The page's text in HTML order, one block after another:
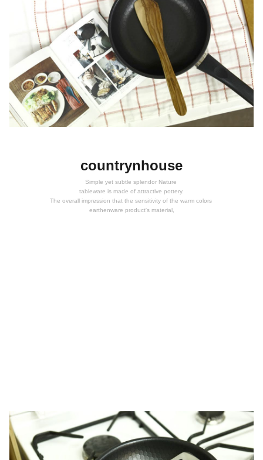
countrynhouse
Simple yet subtle splendor Nature
tableware is made of attractive pottery.
The overall impression that the sensitivity of the warm colors
earthenware product's material,